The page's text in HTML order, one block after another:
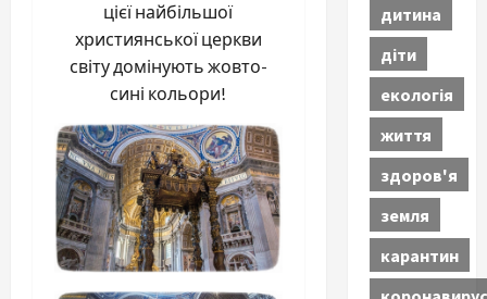
цієї найбільшої
християнської церкви
світу домінують жовто-
сині кольори!
дитина
діти
екологія
життя
здоров'я
земля
карантин